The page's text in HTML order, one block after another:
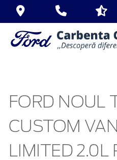
FORD NOUL
CUSTOM
LIMITED 2.0L